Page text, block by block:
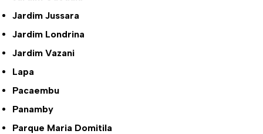
Jardim Jussara
Jardim Londrina
Jardim Vazani
Lapa
Pacaembu
Panamby
Parque Maria Domitila